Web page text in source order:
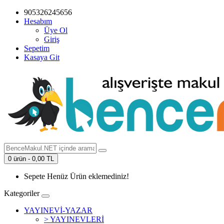
905326245656
Hesabım
Üye Ol
Giriş
Sepetim
Kasaya Git
0 ürün - 0,00 TL
Sepete Henüz Ürün eklemediniz!
Kategoriler
YAYINEVİ-YAZAR
> YAYINEVLERİ